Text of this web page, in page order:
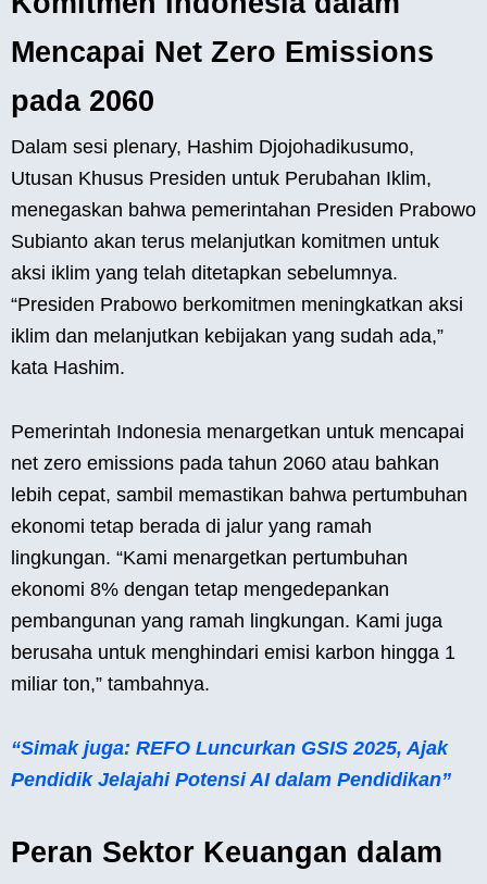
Mencapai Net Zero Emissions
pada 2060
Dalam sesi plenary, Hashim Djojohadikusumo,
Utusan Khusus Presiden untuk Perubahan Iklim,
menegaskan bahwa pemerintahan Presiden Prabowo
Subianto akan terus melanjutkan komitmen untuk
aksi iklim yang telah ditetapkan sebelumnya.
“Presiden Prabowo berkomitmen meningkatkan aksi
iklim dan melanjutkan kebijakan yang sudah ada,”
kata Hashim.
Pemerintah Indonesia menargetkan untuk mencapai
net zero emissions pada tahun 2060 atau bahkan
lebih cepat, sambil memastikan bahwa pertumbuhan
ekonomi tetap berada di jalur yang ramah
lingkungan. “Kami menargetkan pertumbuhan
ekonomi 8% dengan tetap mengedepankan
pembangunan yang ramah lingkungan. Kami juga
berusaha untuk menghindari emisi karbon hingga 1
miliar ton,” tambahnya.
“Simak juga: REFO Luncurkan GSIS 2025, Ajak
Pendidik Jelajahi Potensi AI dalam Pendidikan”
Peran Sektor Keuangan dalam